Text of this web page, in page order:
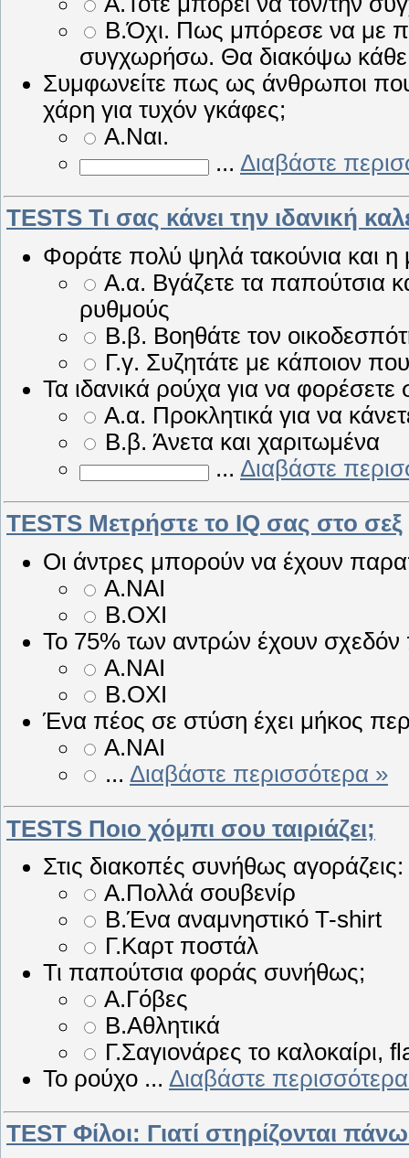
Β.Όχι. Πως μπόρεσε να με
συγχωρήσω. Θα διακόψω κάθε
Συμφωνείτε πως ως άνθρωποι που
χάρη για τυχόν γκάφες;
Α.Ναι.
... Διαβάστε
TESTS Τι σας κάνει την ιδανική
Φοράτε πολύ ψηλά τακούνια και η
Α.α. Βγάζετε τα παπούτσια
ρυθμούς
Β.β. Βοηθάτε τον
Γ.γ. Συζητάτε με κάποιον
Τα ιδανικά ρούχα για να φορέσετε
Α.α. Προκλητικά για να
Β.β. Άνετα και χαριτωμένα
... Διαβάστε
TESTS Μετρήστε το IQ σας στο σεξ
Οι άντρες μπορούν να έχουν
Α.ΝΑΙ
Β.ΟΧΙ
Το 75% των αντρών έχουν σχεδόν
Α.ΝΑΙ
Β.ΟΧΙ
Ένα πέος σε στύση έχει μήκος
Α.ΝΑΙ
... Διαβάστε περισσότερα »
TESTS Ποιο χόμπι σου ταιριάζει;
Στις διακοπές συνήθως αγοράζεις:
Α.Πολλά σουβενίρ
Β.Ένα αναμνηστικό T-shirt
Γ.Καρτ ποστάλ
Τι παπούτσια φοράς συνήθως;
Α.Γόβες
Β.Αθλητικά
Γ.Σαγιονάρες το καλοκαίρι,
Το ρούχο ... Διαβάστε
TEST Φίλοι: Γιατί στηρίζονται